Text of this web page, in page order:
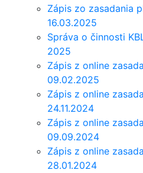
Zápis zo zasadania
16.03.2025
Správa o činnosti
2025
Zápis z online
09.02.2025
Zápis z online
24.11.2024
Zápis z online
09.09.2024
Zápis z online
28.01.2024